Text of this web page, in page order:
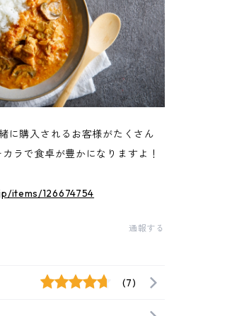
に購入されるお客様がたくさん
ラで食卓が豊かになりますよ！
items/126674754
通報する
(7)